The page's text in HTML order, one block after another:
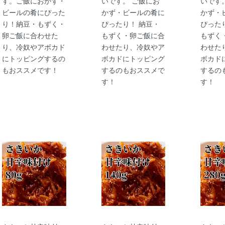
ビールの肴にぴった
り！納豆・もずく・
卵ご飯に合わせた
り、冷奴やアボカド
にトッピングするの
もおススメです！
かず・ビールの肴に
ぴったり！ 納豆・
もずく・卵ご飯に合
わせたり、冷奴やア
ボカドにトッピング
するのもおススメで
す！
かず・
ぴった
もずく
わせた
ボカド
するの
す！